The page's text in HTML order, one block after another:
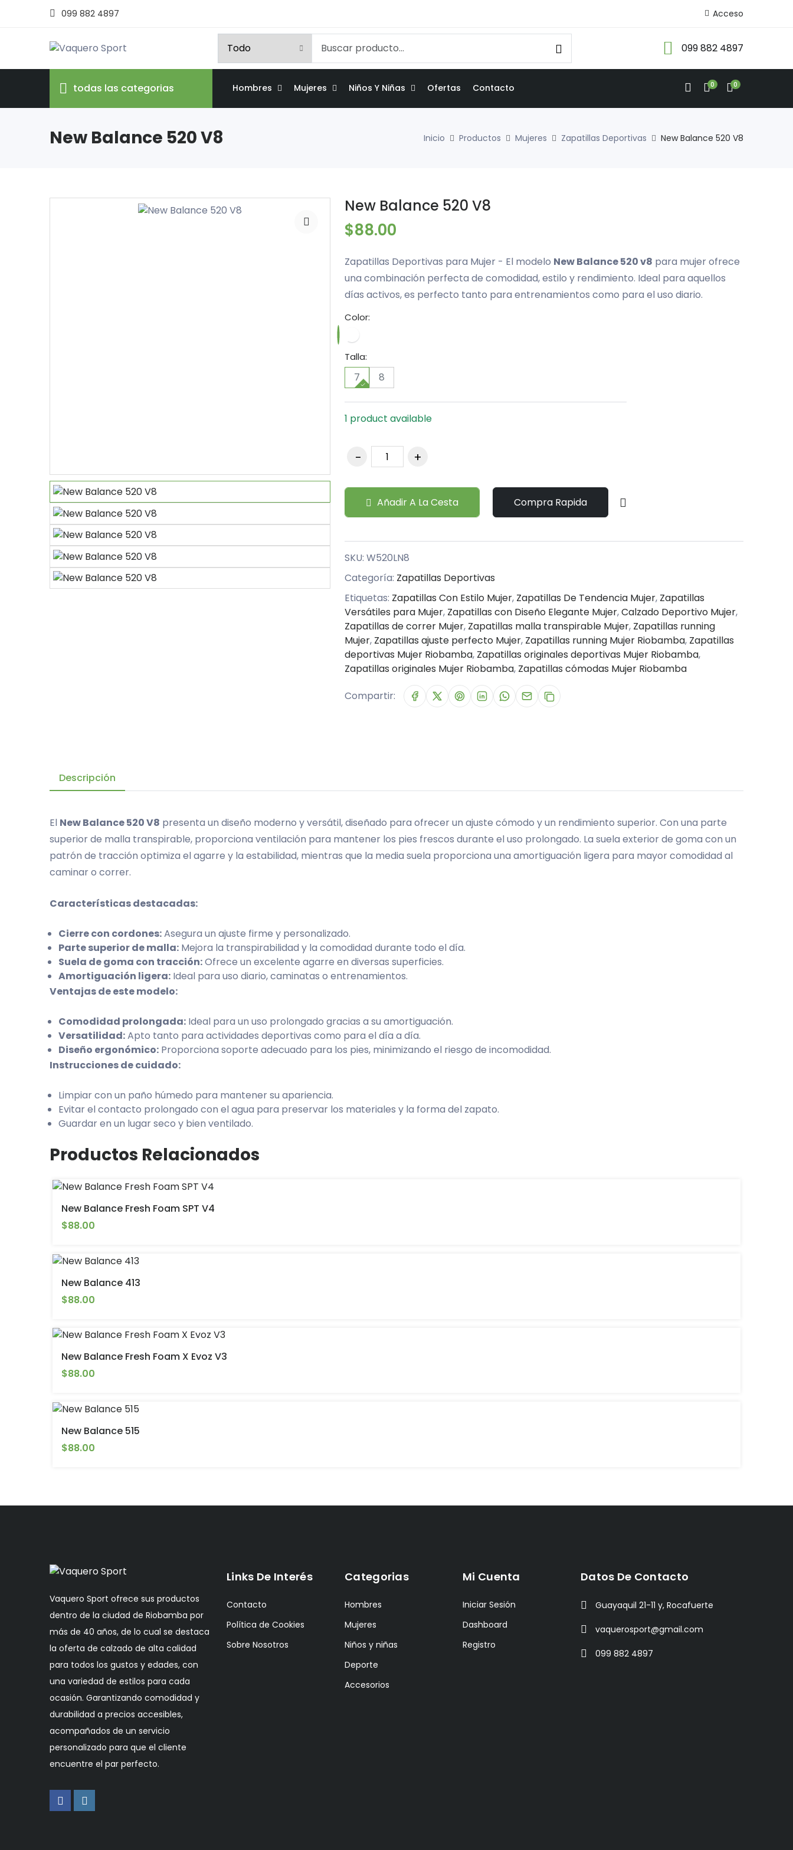
099 882 4897 Acceso
099 882 4897
todas las categorias Hombres Mujeres Niños Y Niñas Ofertas Contacto 0 0
New Balance 520 V8 Inicio Productos Mujeres Zapatillas Deportivas New Balance 520 V8
New Balance 520 V8
$88.00
Zapatillas Deportivas para Mujer - El modelo New Balance 520 v8 para mujer ofrece
una combinación perfecta de comodidad, estilo y rendimiento. Ideal para aquellos
días activos, es perfecto tanto para entrenamientos como para el uso diario.
Color:
Talla:
7 8
1 product available
Añadir A La Cesta Compra Rapida
SKU: W520LN8
Categoría: Zapatillas Deportivas
Etiquetas: Zapatillas Con Estilo Mujer, Zapatillas De Tendencia Mujer, Zapatillas
Versátiles para Mujer, Zapatillas con Diseño Elegante Mujer,Calzado Deportivo Mujer,
Zapatillas de correr Mujer, Zapatillas malla transpirable Mujer, Zapatillas running
Mujer, Zapatillas ajuste perfecto Mujer, Zapatillas running Mujer Riobamba, Zapatillas
deportivas Mujer Riobamba, Zapatillas originales deportivas Mujer Riobamba,
Zapatillas originales Mujer Riobamba, Zapatillas cómodas Mujer Riobamba
Compartir:
Descripción
El New Balance 520 V8 presenta un diseño moderno y versátil, diseñado para ofrecer un ajuste cómodo y un rendimiento superior. Con una parte
superior de malla transpirable, proporciona ventilación para mantener los pies frescos durante el uso prolongado. La suela exterior de goma con un
patrón de tracción optimiza el agarre y la estabilidad, mientras que la media suela proporciona una amortiguación ligera para mayor comodidad al
caminar o correr.
Características destacadas:
Cierre con cordones:Asegura un ajuste firme y personalizado.
Parte superior de malla: Mejora la transpirabilidad y la comodidad durante todo el día.
Suela de goma con tracción:Ofrece un excelente agarre en diversas superficies.
Amortiguación ligera: Ideal para uso diario, caminatas o entrenamientos.
Ventajas de este modelo:
Comodidad prolongada: Ideal para un uso prolongado gracias a su amortiguación.
Versatilidad:Apto tanto para actividades deportivas como para el día a día.
Diseño ergonómico: Proporciona soporte adecuado para los pies, minimizando el riesgo de incomodidad.
Instrucciones de cuidado:
Limpiar con un paño húmedo para mantener su apariencia.
Evitar el contacto prolongado con el agua para preservar los materiales y la forma del zapato.
Guardar en un lugar seco y bien ventilado.
Productos Relacionados
New Balance Fresh Foam SPT V4
$88.00
New Balance 413
$88.00
New Balance Fresh Foam X Evoz V3
$88.00
New Balance 515
$88.00
Vaquero Sport ofrece sus productos
dentro de la ciudad de Riobamba por
más de 40 años, de lo cual se destaca
la oferta de calzado de alta calidad
para todos los gustos y edades, con
una variedad de estilos para cada
ocasión. Garantizando comodidad y
durabilidad a precios accesibles,
acompañados de un servicio
personalizado para que el cliente
encuentre el par perfecto.
Links De Interés
Contacto
Política de Cookies
Sobre Nosotros
Categorias
Hombres
Mujeres
Niños y niñas
Deporte
Accesorios
Mi Cuenta
Iniciar Sesión
Dashboard
Registro
Datos De Contacto
Guayaquil 21-11 y, Rocafuerte
vaquerosport@gmail.com
099 882 4897